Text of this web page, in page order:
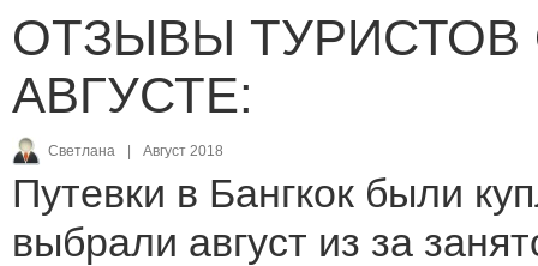
ОТЗЫВЫ
АВГУСТЕ:
Светлана | Август 2018
Путевки в Бангкок были
выбрали август из за